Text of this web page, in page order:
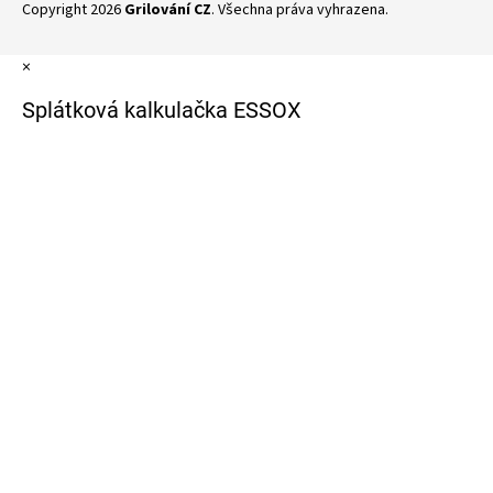
Copyright 2026 Grilování CZ. Všechna práva vyhrazena.
×
Splátková kalkulačka ESSOX